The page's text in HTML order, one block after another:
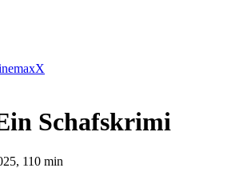
Schafskrimi
110 min